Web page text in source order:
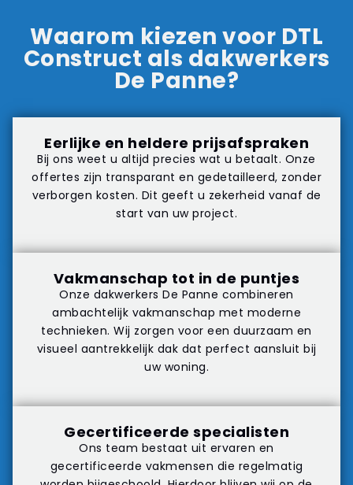
Waarom kiezen voor DTL
Construct als dakwerkers
De Panne?
Eerlijke en heldere prijsafspraken
Bij ons weet u altijd precies wat u betaalt. Onze
offertes zijn transparant en gedetailleerd, zonder
verborgen kosten. Dit geeft u zekerheid vanaf de
start van uw project.
Vakmanschap tot in de puntjes
Onze dakwerkers De Panne combineren
ambachtelijk vakmanschap met moderne
technieken. Wij zorgen voor een duurzaam en
visueel aantrekkelijk dak dat perfect aansluit bij
uw woning.
Gecertificeerde specialisten
Ons team bestaat uit ervaren en
gecertificeerde vakmensen die regelmatig